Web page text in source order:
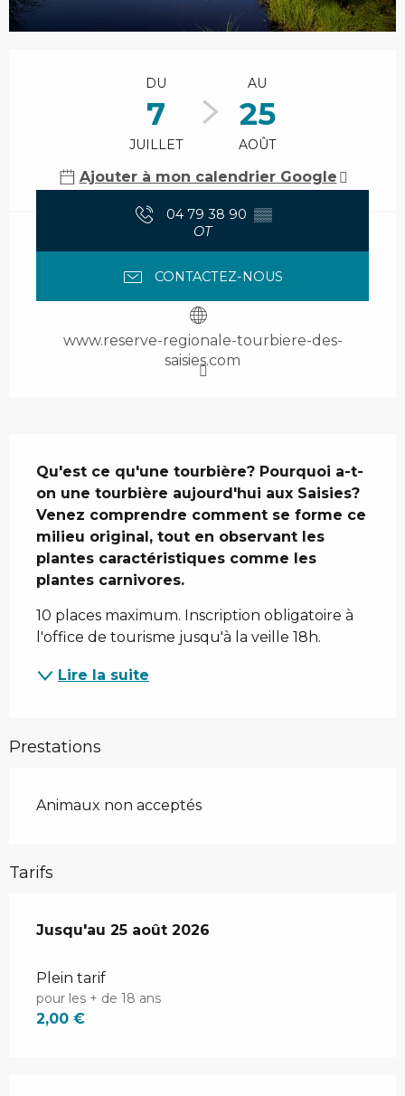
DU
7
JUILLET
AU
25
AOÛT
Ajouter à mon calendrier Google
04 79 38 90 ▒▒
OT
CONTACTEZ-NOUS
www.reserve-regionale-tourbiere-des-
saisies.com
Qu'est ce qu'une tourbière? Pourquoi a-t-
on une tourbière aujourd'hui aux Saisies?
Venez comprendre comment se forme ce
milieu original, tout en observant les
plantes caractéristiques comme les
plantes carnivores.
10 places maximum. Inscription obligatoire à
l'office de tourisme jusqu'à la veille 18h.
Lire la suite
Prestations
Animaux non acceptés
Tarifs
Du7 juillet 2026 au25 août 2026
Jusqu'au 25 août 2026
Plein tarif
pour les + de 18 ans
2,00 €